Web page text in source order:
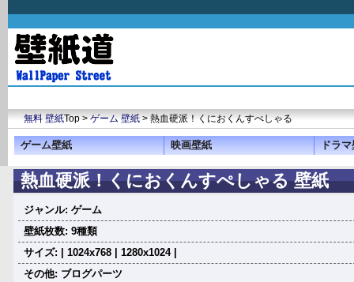
無料 壁紙Top >ゲーム 壁紙> 熱血硬派！くにおくんすぺしゃる
ゲーム壁紙 映画壁紙 ドラ
熱血硬派！くにおくんすぺしゃる 壁紙
ジャンル: ゲーム
壁紙枚数: 9種類
サイズ: | 1024x768 | 1280x1024 |
その他: ブログパーツ